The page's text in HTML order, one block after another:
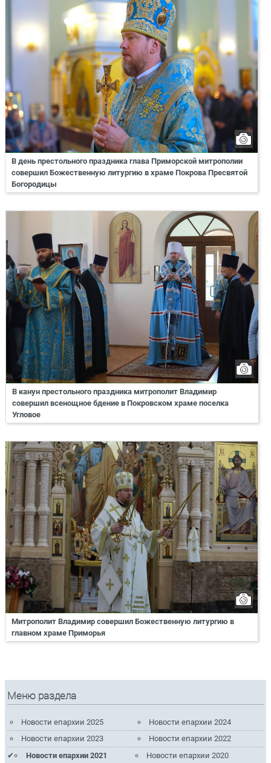
В день престольного праздника глава Приморской митрополии
совершил Божественную литургию в храме Покрова Пресвятой
Богородицы
В канун престольного праздника митрополит Владимир
совершил всенощное бдение в Покровском храме поселка
Угловое
Митрополит Владимир совершил Божественную литургию в
главном храме Приморья
Меню раздела
Новости епархии 2025
Новости епархии 2024
Новости епархии 2023
Новости епархии 2022
Новости епархии 2021
Новости епархии 2020